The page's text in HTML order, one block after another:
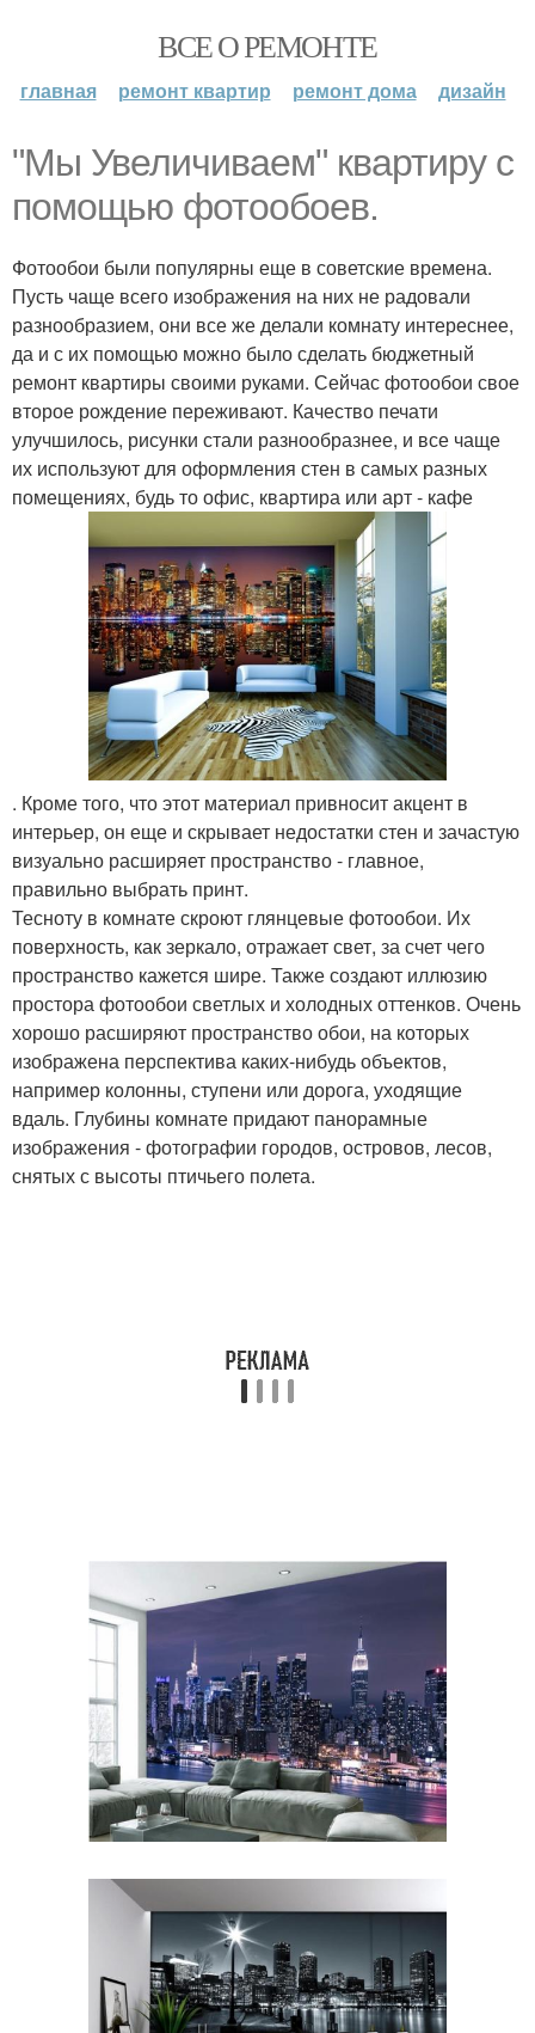
ВСЕ О РЕМОНТЕ
главная ремонт квартир ремонт дома дизайн
"Мы Увеличиваем" квартиру с
помощью фотообоев.
Фотообои были популярны еще в советские времена.
Пусть чаще всего изображения на них не радовали
разнообразием, они все же делали комнату интереснее,
да и с их помощью можно было сделать бюджетный
ремонт квартиры своими руками. Сейчас фотообои свое
второе рождение переживают. Качество печати
улучшилось, рисунки стали разнообразнее, и все чаще
их используют для оформления стен в самых разных
помещениях, будь то офис, квартира или арт - кафе
. Кроме того, что этот материал привносит акцент в
интерьер, он еще и скрывает недостатки стен и зачастую
визуально расширяет пространство - главное,
правильно выбрать принт.
Тесноту в комнате скроют глянцевые фотообои. Их
поверхность, как зеркало, отражает свет, за счет чего
пространство кажется шире. Также создают иллюзию
простора фотообои светлых и холодных оттенков. Очень
хорошо расширяют пространство обои, на которых
изображена перспектива каких-нибудь объектов,
например колонны, ступени или дорога, уходящие
вдаль. Глубины комнате придают панорамные
изображения - фотографии городов, островов, лесов,
снятых с высоты птичьего полета.